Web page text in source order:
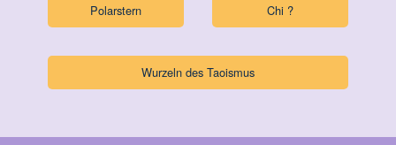
Polarstern
Chi ?
Wurzeln des Taoismus